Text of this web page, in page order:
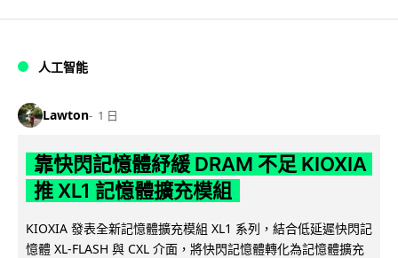
人工智能
Lawton 1 日
靠快閃記憶體紓緩 DRAM 不足 KIOXIA
推 XL1 記憶體擴充模組
KIOXIA 發表全新記憶體擴充模組 XL1 系列，結合低延遲快閃記
憶體 XL-FLASH 與 CXL 介面，將快閃記憶體轉化為記憶體擴充